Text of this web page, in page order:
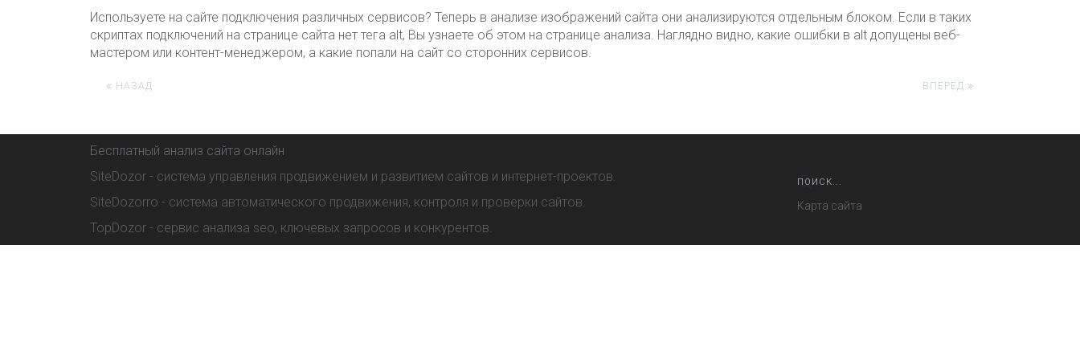
Используете на сайте подключения различных сервисов? Теперь в анализе изображений сайта они анализируются отдельным блоком. Если в таких
скриптах подключений на странице сайта нет тега alt, Вы узнаете об этом на странице анализа. Наглядно видно, какие ошибки в alt допущены веб-
мастером или контент-менеджером, а какие попали на сайт со сторонних сервисов.
НАЗАД ВПЕРЁД
Бесплатный анализ сайта онлайн
SiteDozor - система управления продвижением и развитием сайтов и интернет-проектов.
SiteDozorro - система автоматического продвижения, контроля и проверки сайтов.
TopDozor - сервис анализа seo, ключевых запросов и конкурентов.
Карта сайта